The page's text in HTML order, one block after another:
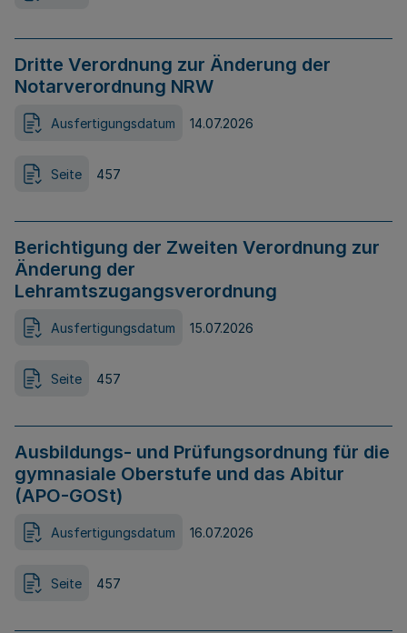
Dritte Verordnung zur Änderung der
Notarverordnung NRW
Ausfertigungsdatum 14.07.2026
Seite 457
Berichtigung der Zweiten Verordnung zur
Änderung der
Lehramtszugangsverordnung
Ausfertigungsdatum 15.07.2026
Seite 457
Ausbildungs- und Prüfungsordnung für die
gymnasiale Oberstufe und das Abitur
(APO-GOSt)
Ausfertigungsdatum 16.07.2026
Seite 457